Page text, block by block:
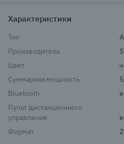
Характеристики
Тип
Производитель
Цвет
Суммарная мощность
Bluetooth
Пульт дистанционного
управления
Формат